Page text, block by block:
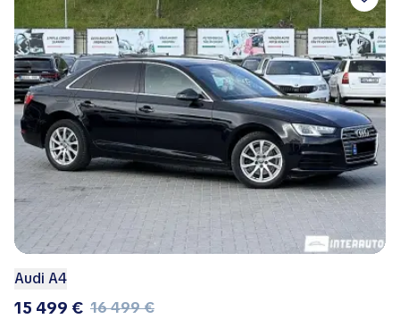
Audi A4
15 499 € 16 499 €